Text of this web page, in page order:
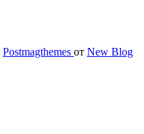
Postmagthemes от New Blog